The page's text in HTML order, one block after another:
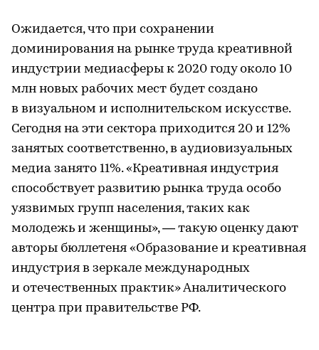
Ожидается, что при сохранении
доминирования на рынке труда креативной
индустрии медиасферы к 2020 году около 10
млн новых рабочих мест будет создано
в визуальном и исполнительском искусстве.
Сегодня на эти сектора приходится 20 и 12%
занятых соответственно, в аудиовизуальных
медиа занято 11%. «Креативная индустрия
способствует развитию рынка труда особо
уязвимых групп населения, таких как
молодежь и женщины», — такую оценку дают
авторы бюллетеня «Образование и креативная
индустрия в зеркале международных
и отечественных практик» Аналитического
центра при правительстве РФ.